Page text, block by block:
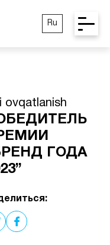
Ru
ovqatlanish
ГОДА